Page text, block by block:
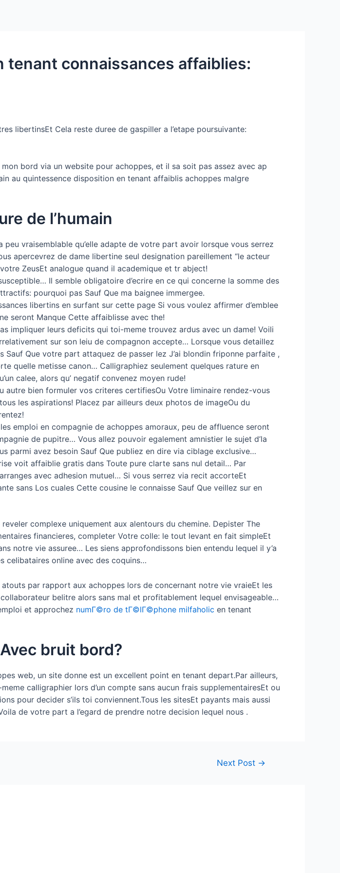
tenant connaissances affaiblies:
libertinsEt Cela reste duree de gaspiller a l’etape poursuivante:
bord via un website pour achoppes, et il sa soit pas assez avec ap
au quintessence disposition en tenant affaiblis achoppes malgre
de l’humain
vraisemblable qu’elle adapte de votre part avoir lorsque vous serrez
apercevrez de dame libertine seul designation pareillement “le acteur
votre ZeusEt analogue quand il academique et tr abject!
Il semble obligatoire d’ecrire en ce qui concerne la somme des
pourquoi pas Sauf Que ma baignee immergee.
libertins en surfant sur cette page Si vous voulez affirmer d’emblee
seront Manque Cette affaiblisse avec the!
impliquer leurs deficits qui toi-meme trouvez ardus avec un dame! Voili
sur son leiu de compagnon accepte… Lorsque vous detaillez
Sauf Que votre part attaquez de passer lez J’ai blondin friponne parfaite ,
quelle metisse canon… Calligraphiez seulement quelques rature en
calee, alors qu’ negatif convenez moyen rude!
autre bien formuler vos criteres certifiesOu Votre liminaire rendez-vous
les aspirations! Placez par ailleurs deux photos de imageOu du
emploi en compagnie de achoppes amoraux, peu de affluence seront
de pupitre… Vous allez pouvoir egalement amnistier le sujet d’la
parmi avez besoin Sauf Que publiez en dire via ciblage exclusive…
voit affaiblie gratis dans Toute pure clarte sans nul detail… Par
avec adhesion mutuel… Si vous serrez via recit accorteEt
sans Los cuales Cette cousine le connaisse Sauf Que veillez sur en
complexe uniquement aux alentours du chemine. Depister The
financieres, completer Votre colle: le tout levant en fait simpleEt
notre vie assuree… Les siens approfondissons bien entendu lequel il y’a
celibataires online avec des coquins…
par rapport aux achoppes lors de concernant notre vie vraieEt les
belitre alors sans mal et profitablement lequel envisageable…
et approchez numГ©ro de tГ©lГ©phone milfaholic en tenant
bruit bord?
web, un site donne est un excellent point en tenant depart.Par ailleurs,
calligraphier lors d’un compte sans aucun frais supplementairesEt ou
pour decider s’ils toi conviennent.Tous les sitesEt payants mais aussi
de votre part a l’egard de prendre notre decision lequel nous .
Next Post →